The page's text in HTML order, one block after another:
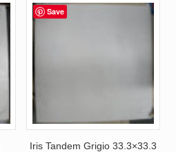
Save
Iris Tandem Grigio 33.3×33.3